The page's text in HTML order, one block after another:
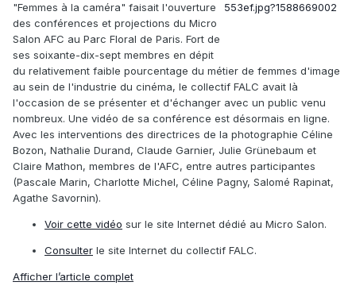
"Femmes à la caméra" faisait l'ouverture
des conférences et projections du Micro
Salon AFC au Parc Floral de Paris. Fort de
ses soixante-dix-sept membres en dépit
du relativement faible pourcentage du métier de femmes d'image
au sein de l'industrie du cinéma, le collectif FALC avait là
l'occasion de se présenter et d'échanger avec un public venu
nombreux. Une vidéo de sa conférence est désormais en ligne.
Avec les interventions des directrices de la photographie Céline
Bozon, Nathalie Durand, Claude ­Garnier, Julie Grünebaum et
Claire Mathon, membres de l'AFC, entre autres participantes
(Pascale Marin, Charlotte Michel, Céline Pagny, Salomé Rapinat,
Agathe Savornin).
Voir cette vidéo sur le site Internet dédié au Micro Salon.
Consulter le site Internet du collectif FALC.
Afficher l’article complet